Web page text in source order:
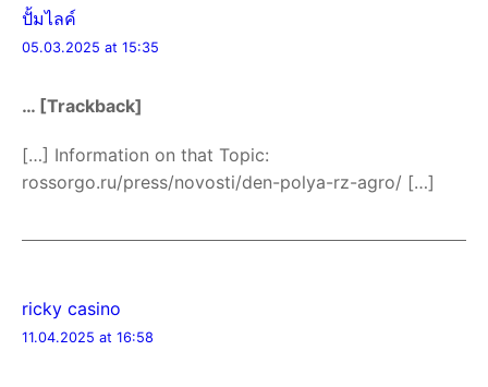
ปั้มไลค์
05.03.2025 at 15:35
… [Trackback]
[…] Information on that Topic:
rossorgo.ru/press/novosti/den-polya-rz-agro/ […]
ricky casino
11.04.2025 at 16:58